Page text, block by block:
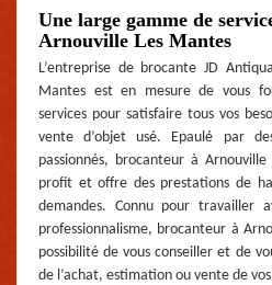
Une large gamme de
Arnouville Les Mantes
L’entreprise de brocante JD
Mantes est en mesure de vous
services pour satisfaire tous vos
vente d’objet usé. Epaulé par
passionnés, brocanteur à
profit et offre des prestations de
demandes. Connu pour travailler
professionnalisme, brocanteur à
possibilité de vous conseiller et de
de l’achat, estimation ou vente de